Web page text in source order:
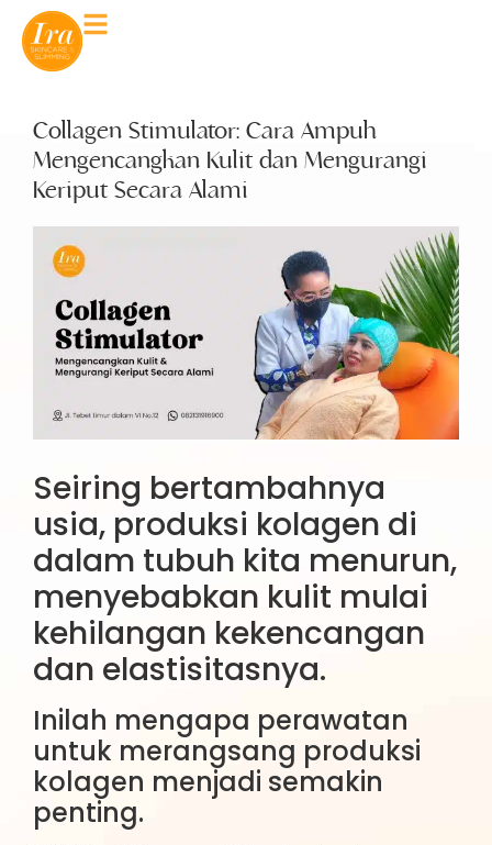
Collagen Stimulator: Cara Ampuh
Mengencangkan Kulit dan Mengurangi
Keriput Secara Alami
Seiring bertambahnya
usia, produksi kolagen di
dalam tubuh kita menurun,
menyebabkan kulit mulai
kehilangan kekencangan
dan elastisitasnya.
Inilah mengapa perawatan
untuk merangsang produksi
kolagen menjadi semakin
penting.